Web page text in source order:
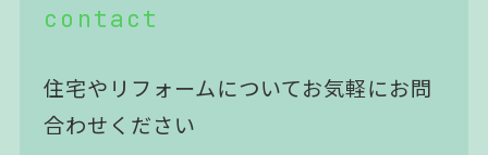
contact
住宅やリフォームについてお気軽にお問
合わせください